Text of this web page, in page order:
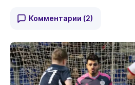
Комментарии (2)